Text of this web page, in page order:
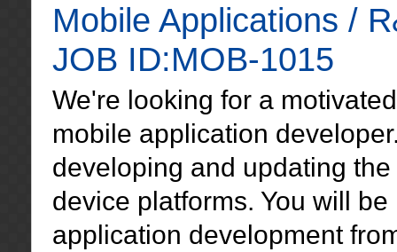
Mobile Applications /
JOB ID:MOB-1015
We're looking for a
mobile application
developing and updating
device platforms. You will
application development